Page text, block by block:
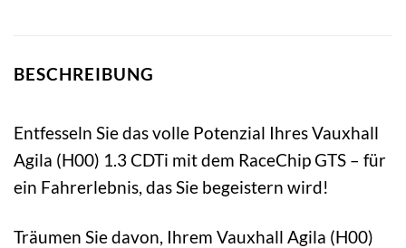
BESCHREIBUNG
Entfesseln Sie das volle Potenzial Ihres Vauxhall
Agila (H00) 1.3 CDTi mit dem RaceChip GTS – für
ein Fahrerlebnis, das Sie begeistern wird!
Träumen Sie davon, Ihrem Vauxhall Agila (H00)